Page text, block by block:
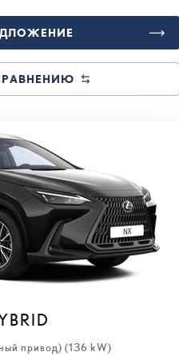
привод) (136 kW)